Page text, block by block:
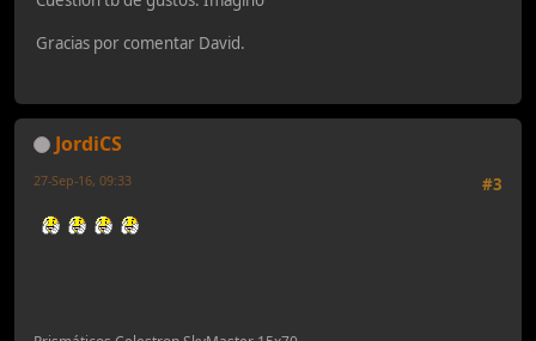
Gracias por comentar David.
JordiCS
#3
27-Sep-16, 09:33